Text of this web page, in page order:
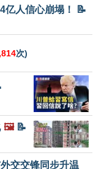
亿人信心崩塌！ 📝
次)
🖼️📝
交交锋同步升温